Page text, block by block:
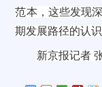
范本，这些发现
期发展路径的认识
新京报记者